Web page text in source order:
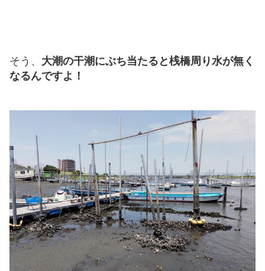
そう、 大潮の干潮にぶち当たると桟橋周り水が無く
なるんですよ！